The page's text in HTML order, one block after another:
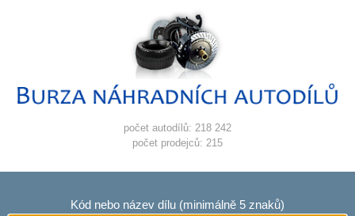
počet autodílů: 218 242
počet prodejců: 215
Kód nebo název dílu (minimálně 5 znaků)